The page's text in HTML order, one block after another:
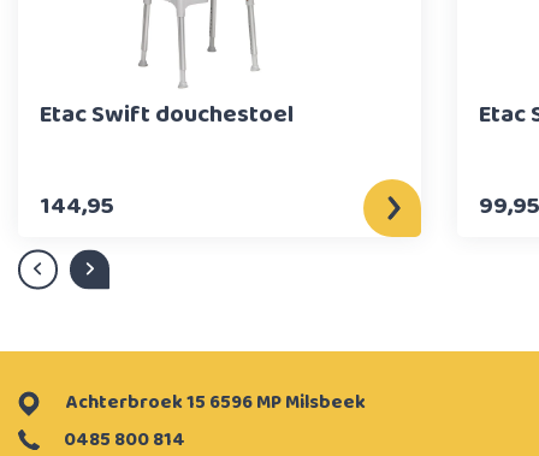
Etac Swift douchestoel
144,95
Etac
99,95
0485 800 814
Achterbroek 15 6596 MP Milsbeek